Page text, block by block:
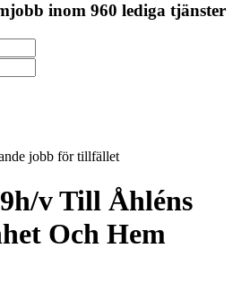
inom 960 lediga tjänster
jobb för tillfället
v Till Åhléns
Och Hem